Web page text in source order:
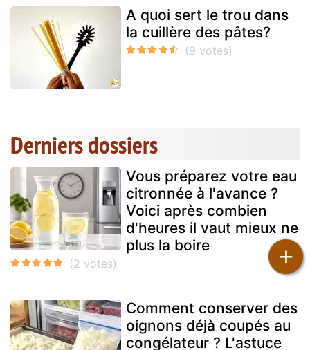
+
A quoi sert le trou dans
la cuillère des pâtes?
Derniers dossiers
Vous préparez votre eau
citronnée à l'avance ?
Voici après combien
d'heures il vaut mieux ne
plus la boire
Comment conserver des
oignons déjà coupés au
congélateur ? L'astuce